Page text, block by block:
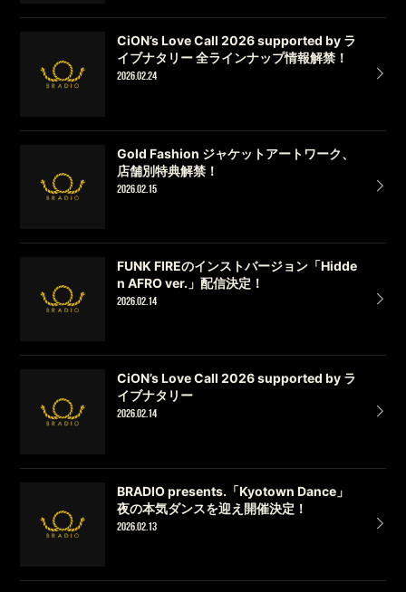
CiON’s Love Call 2026 supported by ラ
イブナタリー 全ラインナップ情報解禁！
2026.02.24
Gold Fashion ジャケットアートワーク、
店舗別特典解禁！
2026.02.15
FUNK FIREのインストバージョン「Hidde
n AFRO ver.」配信決定！
2026.02.14
CiON’s Love Call 2026 supported by ラ
イブナタリー
2026.02.14
BRADIO presents.「Kyotown Dance」
夜の本気ダンスを迎え開催決定！
2026.02.13